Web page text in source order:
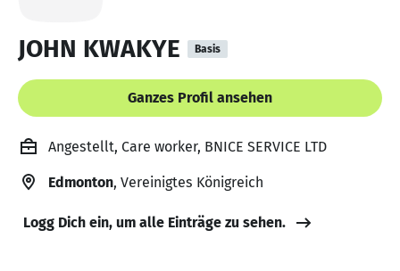
JOHN KWAKYE Basis
Ganzes Profil ansehen
Angestellt, Care worker, BNICE SERVICE LTD
Edmonton, Vereinigtes Königreich
Logg Dich ein, um alle Einträge zu sehen.